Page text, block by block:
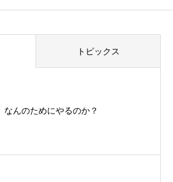
トピックス
なんのためにやるのか？